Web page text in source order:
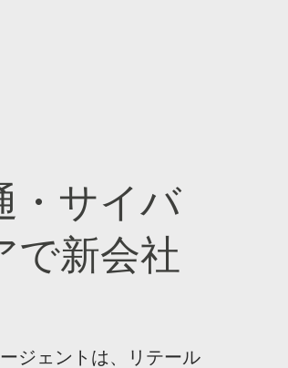
・サイバ
で新会社
ジェントは、リテール